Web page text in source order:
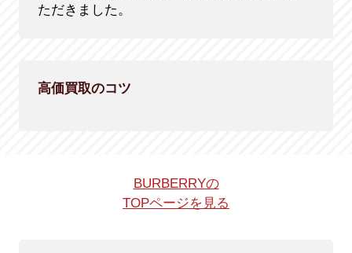
ただきました。
高価買取のコツ
BURBERRYの
TOPページを見る